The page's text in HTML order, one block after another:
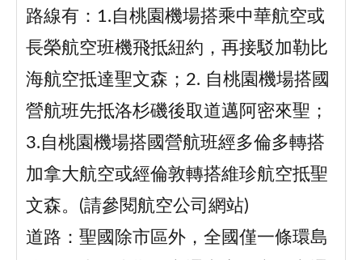
路線有：1.自桃園機場搭乘中華航空或
長榮航空班機飛抵紐約，再接駁加勒比
海航空抵達聖文森；2. 自桃園機場搭國
營航班先抵洛杉磯後取道邁阿密來聖；
3.自桃園機場搭國營航班經多倫多轉搭
加拿大航空或經倫敦轉搭維珍航空抵聖
文森。(請參閱航空公司網站)
道路：聖國除市區外，全國僅一條環島